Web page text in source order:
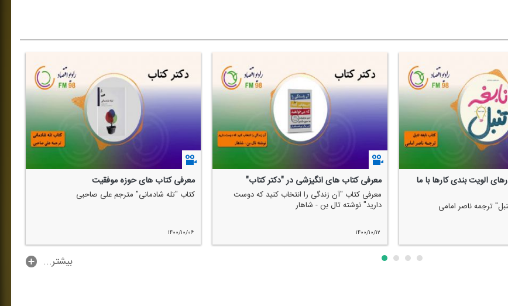
الویت بندی كارها با ما
ترجمه ناصر امامی
معرفی كتاب های انگیزشی در "دكتر كتاب"
معرفی كتاب "آن زندگی را انتخاب كنید كه دوست
دارید" نوشته تال بن - شاهار
۱۴۰۰/۱۰/۱۲
معرفی كتاب های حوزه موفقیت
كتاب "تله شادمانی" مترجم علی صاحبی
۱۴۰۰/۱۰/۰۶
...بیشتر